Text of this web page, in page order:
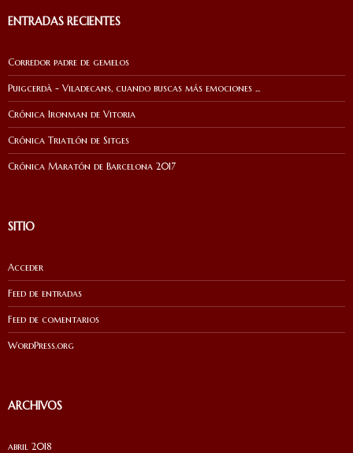
ENTRADAS RECIENTES
Corredor padre de gemelos
Puigcerdà - Viladecans, cuando buscas más emociones ...
Crónica Ironman de Vitoria
Crónica Triatlón de Sitges
Crónica Maratón de Barcelona 2017
SITIO
Acceder
Feed de entradas
Feed de comentarios
WordPress.org
ARCHIVOS
abril 2018